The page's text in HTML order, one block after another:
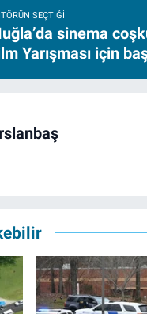
SEÇTIĞI
sinema
Yarışması için